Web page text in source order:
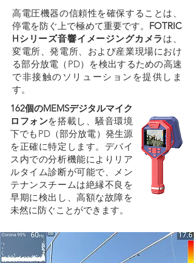
高電圧機器の信頼性を確保することは、
停電を防ぐ上で極めて重要です。 FOTRIC
Hシリーズ音響イメージングカメラは、
変電所、発電所、および産業現場におけ
る部分放電（PD）を検出するための高速
で非接触のソリューションを提供しま
す。
162個のMEMSデジタルマイク
ロフォンを搭載し、騒音環境
下でもPD（部分放電）発生源
を正確に特定します。デバイ
ス内での分析機能によりリア
ルタイム診断が可能で、メン
テナンスチームは絶縁不良を
早期に検出し、高額な故障を
未然に防ぐことができます。